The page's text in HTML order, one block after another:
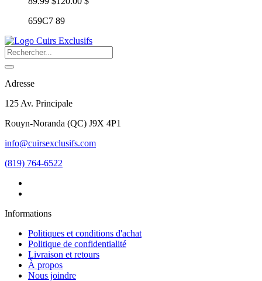
659C7 89
Adresse
125 Av. Principale
Rouyn-Noranda (QC) J9X 4P1
info@cuirsexclusifs.com
(819) 764-6522
Informations
Politiques et conditions d'achat
Politique de confidentialité
Livraison et retours
À propos
Nous joindre